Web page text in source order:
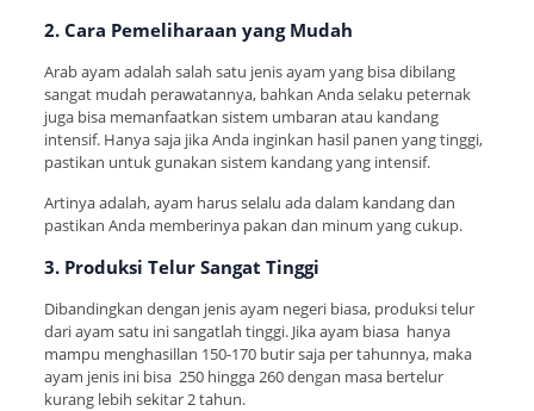
2. Cara Pemeliharaan yang Mudah
Arab ayam adalah salah satu jenis ayam yang bisa dibilang
sangat mudah perawatannya, bahkan Anda selaku peternak
juga bisa memanfaatkan sistem umbaran atau kandang
intensif. Hanya saja jika Anda inginkan hasil panen yang tinggi,
pastikan untuk gunakan sistem kandang yang intensif.
Artinya adalah, ayam harus selalu ada dalam kandang dan
pastikan Anda memberinya pakan dan minum yang cukup.
3. Produksi Telur Sangat Tinggi
Dibandingkan dengan jenis ayam negeri biasa, produksi telur
dari ayam satu ini sangatlah tinggi. Jika ayam biasa hanya
mampu menghasillan 150-170 butir saja per tahunnya, maka
ayam jenis ini bisa 250 hingga 260 dengan masa bertelur
kurang lebih sekitar 2 tahun.